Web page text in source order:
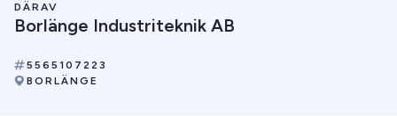
DÄRAV
Borlänge Industriteknik AB
5565107223
BORLÄNGE